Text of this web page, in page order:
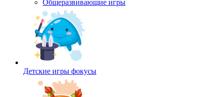
Общеразвивающие игры
Детские игры фокусы